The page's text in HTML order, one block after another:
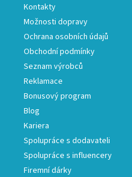
Kontakty
Možnosti dopravy
Ochrana osobních údajů
Obchodní podmínky
Seznam výrobců
Reklamace
Bonusový program
Blog
Kariera
Spolupráce s dodavateli
Spolupráce s influencery
Firemní dárky